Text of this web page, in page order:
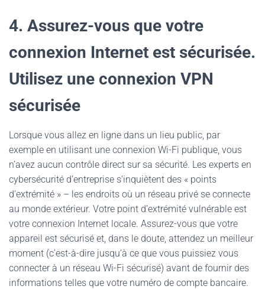
4. Assurez-vous que votre
connexion Internet est sécurisée.
Utilisez une connexion VPN
sécurisée
Lorsque vous allez en ligne dans un lieu public, par
exemple en utilisant une connexion Wi-Fi publique, vous
n’avez aucun contrôle direct sur sa sécurité. Les experts en
cybersécurité d’entreprise s’inquiètent des « points
d’extrémité » – les endroits où un réseau privé se connecte
au monde extérieur. Votre point d’extrémité vulnérable est
votre connexion Internet locale. Assurez-vous que votre
appareil est sécurisé et, dans le doute, attendez un meilleur
moment (c’est-à-dire jusqu’à ce que vous puissiez vous
connecter à un réseau Wi-Fi sécurisé) avant de fournir des
informations telles que votre numéro de compte bancaire.